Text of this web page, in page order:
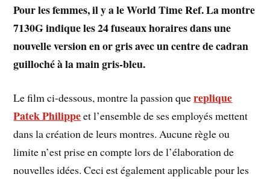
Pour les femmes, il y a le World Time Ref. La montre
7130G indique les 24 fuseaux horaires dans une
nouvelle version en or gris avec un centre de cadran
guilloché à la main gris-bleu.
Le film ci-dessous, montre la passion quereplique
Patek Philippeet l’ensemble de ses employés mettent
dans la création de leurs montres. Aucune règle ou
limite n’est prise en compte lors de l’élaboration de
nouvelles idées. Ceci est également applicable pour les